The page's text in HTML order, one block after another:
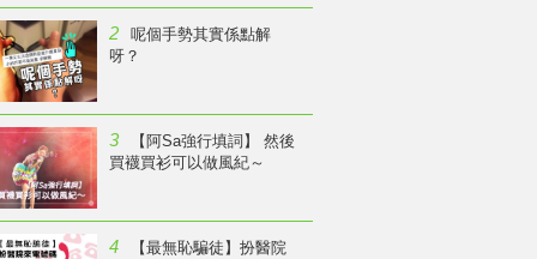
2
呢個手勢其實係點解
呀？
3
【阿Sa強行填詞】 然後
買襪買衫可以做風紀～
4
【最無恥騙徒】扮醫院